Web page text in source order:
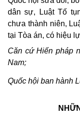
dân sự, Luật Tố
chưa thành niên,
tại Tòa án, có hiệu
Căn cứ Hiến pháp
Nam;
Quốc hội ban hành